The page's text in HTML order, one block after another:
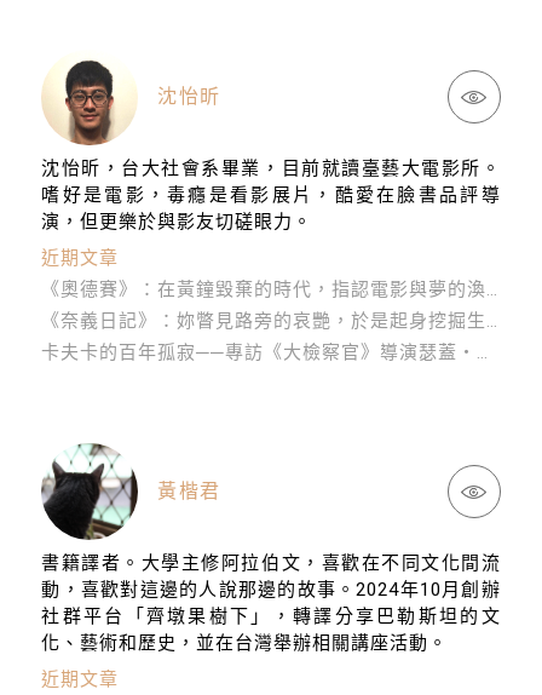
沈怡昕
沈怡昕，台大社會系畢業，目前就讀臺藝大電影所。
嗜好是電影，毒癮是看影展片，酷愛在臉書品評導
演，但更樂於與影友切磋眼力。
近期文章
《奧德賽》：在黃鐘毀棄的時代，指認電影與夢的渙散
《奈義日記》：妳瞥見路旁的哀艷，於是起身挖掘生命的火
卡夫卡的百年孤寂──專訪《大檢察官》導演瑟蓋・洛茲尼察
黃楷君
書籍譯者。大學主修阿拉伯文，喜歡在不同文化間流
動，喜歡對這邊的人說那邊的故事。2024年10月創辦
社群平台「齊墩果樹下」，轉譯分享巴勒斯坦的文
化、藝術和歷史，並在台灣舉辦相關講座活動。
近期文章
關閉